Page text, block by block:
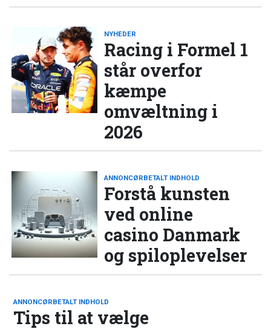
NYHEDER
Racing i Formel 1
står overfor
kæmpe
omvæltning i
2026
ANNONCØRBETALT INDHOLD
Forstå kunsten
ved online
casino Danmark
og spiloplevelser
ANNONCØRBETALT INDHOLD
Tips til at vælge